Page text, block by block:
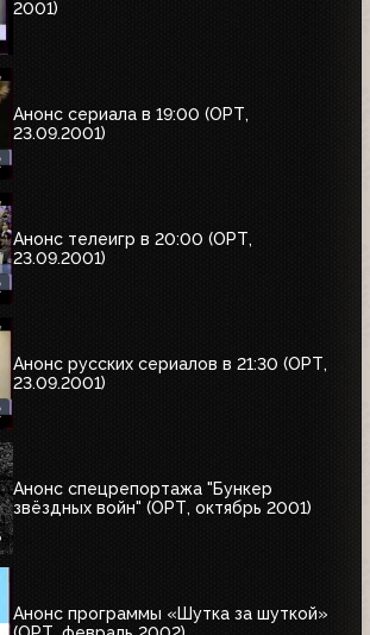
2001)
Анонс сериала в 19:00 (ОРТ,
23.09.2001)
Анонс телеигр в 20:00 (ОРТ,
23.09.2001)
Анонс русских сериалов в 21:30 (ОРТ,
23.09.2001)
Анонс спецрепортажа "Бункер
звёздных войн" (ОРТ, октябрь 2001)
Анонс программы «Шутка за шуткой»